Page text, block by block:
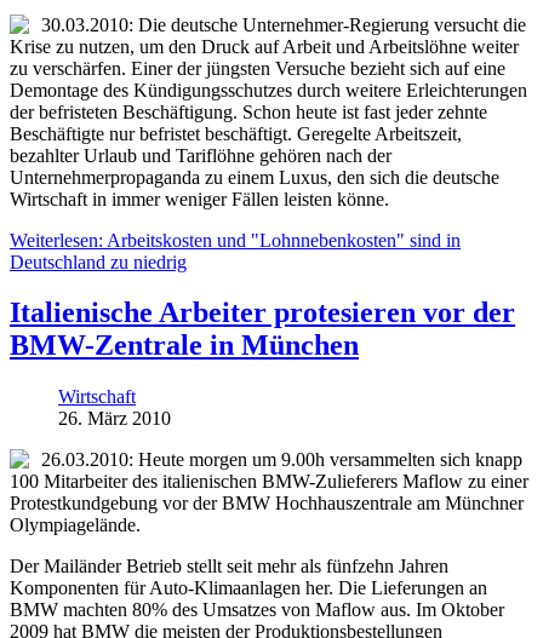
30.03.2010: Die deutsche Unternehmer-Regierung versucht die
Krise zu nutzen, um den Druck auf Arbeit und Arbeitslöhne weiter
zu verschärfen. Einer der jüngsten Versuche bezieht sich auf eine
Demontage des Kündigungsschutzes durch weitere Erleichterungen
der befristeten Beschäftigung. Schon heute ist fast jeder zehnte
Beschäftigte nur befristet beschäftigt. Geregelte Arbeitszeit,
bezahlter Urlaub und Tariflöhne gehören nach der
Unternehmerpropaganda zu einem Luxus, den sich die deutsche
Wirtschaft in immer weniger Fällen leisten könne.
Weiterlesen: Arbeitskosten und "Lohnnebenkosten" sind in
Deutschland zu niedrig
Italienische Arbeiter protesieren vor der
BMW-Zentrale in München
Wirtschaft
26. März 2010
26.03.2010: Heute morgen um 9.00h versammelten sich knapp
100 Mitarbeiter des italienischen BMW-Zulieferers Maflow zu einer
Protestkundgebung vor der BMW Hochhauszentrale am Münchner
Olympiagelände.
Der Mailänder Betrieb stellt seit mehr als fünfzehn Jahren
Komponenten für Auto-Klimaanlagen her. Die Lieferungen an
BMW machten 80% des Umsatzes von Maflow aus. Im Oktober
2009 hat BMW die meisten der Produktionsbestellungen